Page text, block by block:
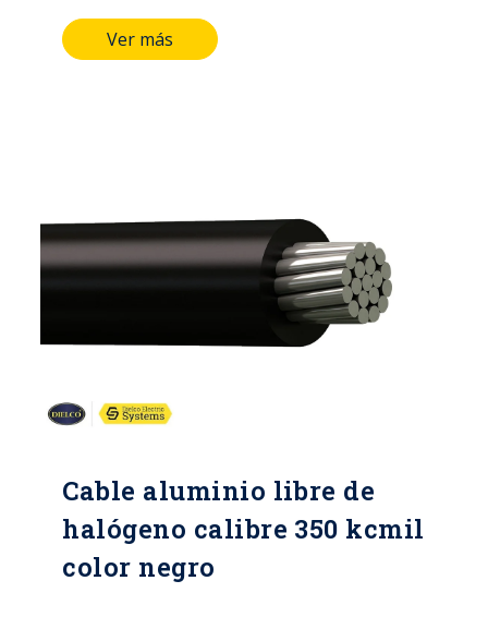
incendio.
Ver más
Cable aluminio libre de
halógeno calibre 350 kcmil
color negro